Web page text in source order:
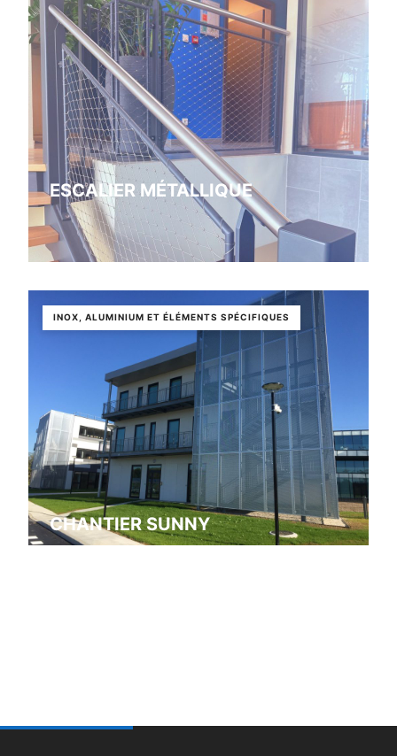
ESCALIER MÉTALLIQUE
INOX, ALUMINIUM ET ÉLÉMENTS SPÉCIFIQUES
CHANTIER SUNNY